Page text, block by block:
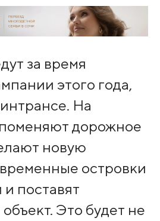
за время
этого года,
На
дорожное
новую
островки
поставят
Это будет не